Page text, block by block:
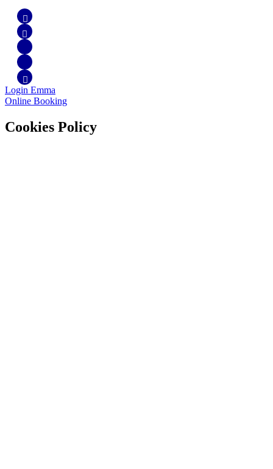
Login Emma
Online Booking
Cookies Policy